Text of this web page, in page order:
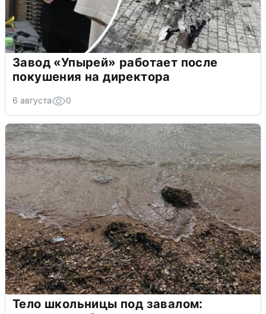
Завод «Упырей» работает после
покушения на директора
6 августа 0
Тело школьницы под завалом: